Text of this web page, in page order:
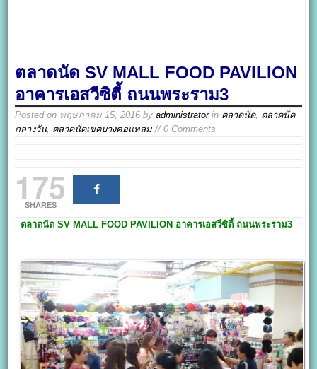
ตลาดนัด SV MALL FOOD PAVILION
อาคารเอสวีซิตี้ ถนนพระราม3
Posted on พฤษภาคม 15, 2016 byadministratorin ตลาดนัด, ตลาดนัด
กลางวัน, ตลาดนัดเขตบางคอแหลม // 0 Comments
175
SHARES
ตลาดนัด SV MALL FOOD PAVILION อาคารเอสวีซิตี้ ถนนพระราม3